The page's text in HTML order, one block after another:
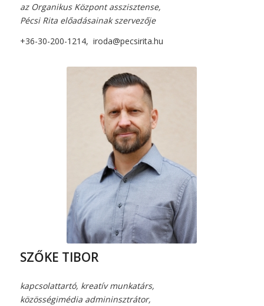
az Organikus Központ asszisztense,
Pécsi Rita előadásainak szervezője
+36-30-200-1214, iroda@pecsirita.hu
SZŐKE TIBOR
kapcsolattartó, kreatív munkatárs,
közösségimédia admininsztrátor,